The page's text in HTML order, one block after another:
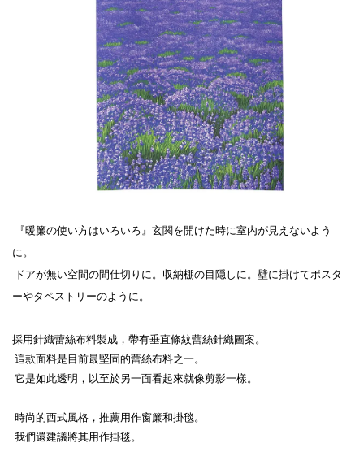
『暖簾の使い方はいろいろ』玄関を開けた時に室内が見えないよう
に。
ドアが無い空間の間仕切りに。収納棚の目隠しに。壁に掛けてポスタ
ーやタペストリーのように。
採用針織蕾絲布料製成，帶有垂直條紋蕾絲針織圖案。
這款面料是目前最堅固的蕾絲布料之一。
它是如此透明，以至於另一面看起來就像剪影一樣。
時尚的西式風格，推薦用作窗簾和掛毯。
我們還建議將其用作掛毯。